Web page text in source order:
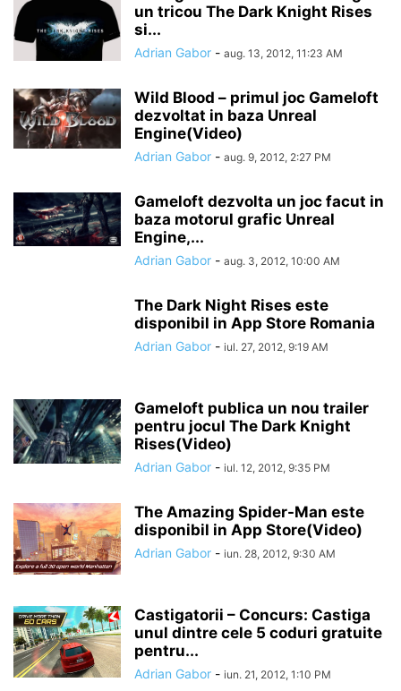
un tricou The Dark Knight Rises
si...
Adrian Gabor - aug. 13, 2012, 11:23 AM
Wild Blood – primul joc Gameloft
dezvoltat in baza Unreal
Engine(Video)
Adrian Gabor - aug. 9, 2012, 2:27 PM
Gameloft dezvolta un joc facut in
baza motorul grafic Unreal
Engine,...
Adrian Gabor - aug. 3, 2012, 10:00 AM
The Dark Night Rises este
disponibil in App Store Romania
Adrian Gabor - iul. 27, 2012, 9:19 AM
Gameloft publica un nou trailer
pentru jocul The Dark Knight
Rises(Video)
Adrian Gabor - iul. 12, 2012, 9:35 PM
The Amazing Spider-Man este
disponibil in App Store(Video)
Adrian Gabor - iun. 28, 2012, 9:30 AM
Castigatorii – Concurs: Castiga
unul dintre cele 5 coduri gratuite
pentru...
Adrian Gabor - iun. 21, 2012, 1:10 PM